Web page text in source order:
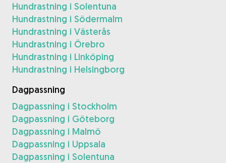
Hundrastning i Solentuna
Hundrastning i Södermalm
Hundrastning i Västerås
Hundrastning i Örebro
Hundrastning i Linköping
Hundrastning i Helsingborg
Dagpassning
Dagpassning i Stockholm
Dagpassning i Göteborg
Dagpassning i Malmö
Dagpassning i Uppsala
Dagpassning i Solentuna